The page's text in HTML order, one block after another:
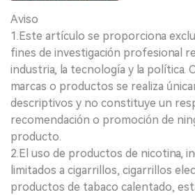
Aviso
1.Este artículo se proporciona
fines de investigación profesional
industria, la tecnología y la política.
marcas o productos se realiza
descriptivos y no constituye un
recomendación o promoción de
producto.
2.El uso de productos de nicotina,
limitados a cigarrillos, cigarrillos
productos de tabaco calentado,